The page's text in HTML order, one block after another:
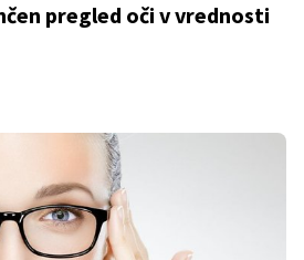
pregled oči v vrednosti